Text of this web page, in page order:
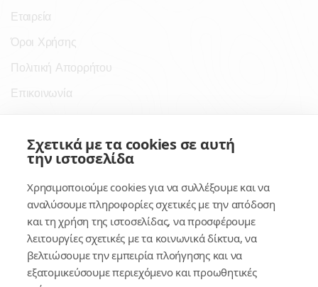
Εταιρεία
Όροι Χρήσης
Πολιτική Απορρήτου
Επικοινωνία
Σύνδεσμοι
Κέντρο Γνώσης
Πλατφόρμα
Εγγραφή
Για δημοσίους υπαλλήλους
Σχετικά με τα cookies σε αυτή
την ιστοσελίδα
Χρησιμοποιούμε cookies για να συλλέξουμε και να
αναλύσουμε πληροφορίες σχετικές με την απόδοση
και τη χρήση της ιστοσελίδας, να προσφέρουμε
λειτουργίες σχετικές με τα κοινωνικά δίκτυα, να
βελτιώσουμε την εμπειρία πλοήγησης και να
εξατομικεύσουμε περιεχόμενο και προωθητικές